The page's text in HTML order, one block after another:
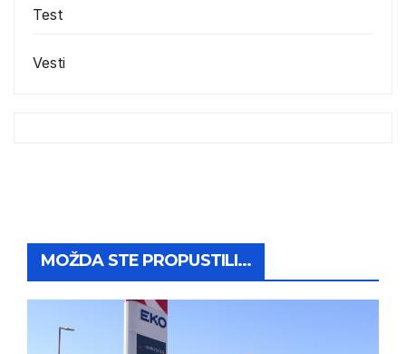
Test
Vesti
MOŽDA STE PROPUSTILI...